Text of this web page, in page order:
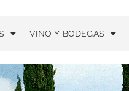
VINO Y BODEGAS